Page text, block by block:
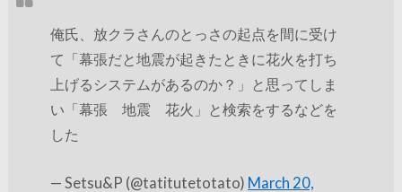
俺氏、放クラさんのとっさの起点を間に受け
て「幕張だと地震が起きたときに花火を打ち
上げるシステムがあるのか？」と思ってしま
い「幕張 地震 花火」と検索をするなどを
した
— Setsu&P (@tatitutetotato) March 20,